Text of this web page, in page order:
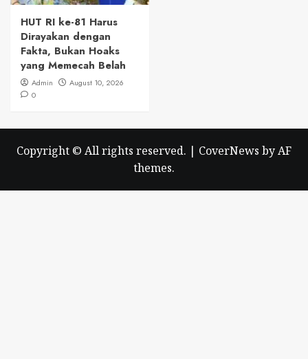
HUT RI ke-81 Harus
Dirayakan dengan
Fakta, Bukan Hoaks
yang Memecah Belah
Admin
August 10, 2026
0
Copyright © All rights reserved. | CoverNews by AF
themes.